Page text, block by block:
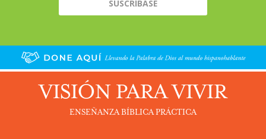
VISIÓN PARA VIVIR
ENSEÑANZA BÍBLICA PRÁCTICA